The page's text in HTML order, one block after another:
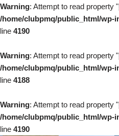
Warning: Attempt to read property
/home/clubpmq/public_html/wp-
line 4190
Warning: Attempt to read property
/home/clubpmq/public_html/wp-
line 4188
Warning: Attempt to read property
/home/clubpmq/public_html/wp-
line 4190